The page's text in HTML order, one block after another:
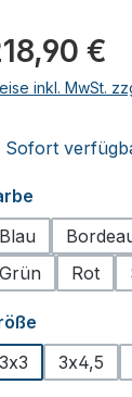
Preis:
€
inkl. MwSt.
Sofort
auswählen
Blau
Grün
Rot
auswählen
3x3
3x4,5